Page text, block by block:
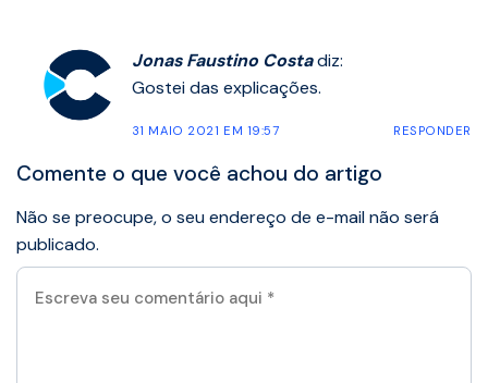
Jonas Faustino Costa diz:
Gostei das explicações.
31 MAIO 2021 EM 19:57 RESPONDER
Comente o que você achou do artigo
Não se preocupe, o seu endereço de e-mail não será
publicado.
Escreva
seu